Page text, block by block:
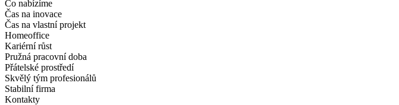
Co nabízíme
Čas na inovace
Čas na vlastní projekt
Homeoffice
Kariérní růst
Pružná pracovní doba
Přátelské prostředí
Skvělý tým profesionálů
Stabilní firma
Kontakty